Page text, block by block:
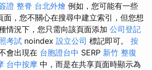
證 整脊 台北外燴 例如，您可能有一些
面，您不關心在搜尋中建立索引，但您想
情況下，您只需向該頁面添加 公司登記
考試 noindex 設立公司 標記即可。 按
會出現在 台胞證台中 SERP 新竹 整復
台中按摩 中，而是在共享頁面時顯示為